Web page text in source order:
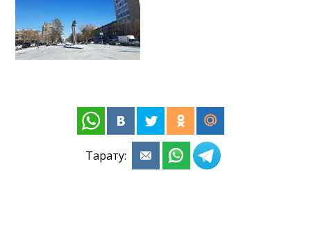
Тарату: